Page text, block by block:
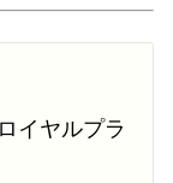
イヤルプラ